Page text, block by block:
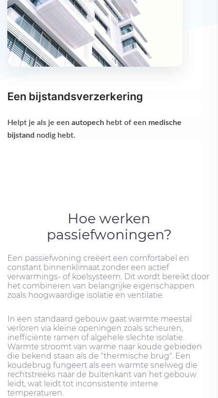
Een bijstandsverzerkering
Helpt je als je een autopech hebt of een medische
bijstand nodig hebt.
Hoe werken
passiefwoningen?
Een passiefwoning creëert een comfortabel en
constant binnenklimaat zonder een actief
verwarmings- of koelsysteem. Dit wordt bereikt door
het combineren van belangrijke eigenschappen
zoals hoogwaardige isolatie en ventilatie.
In een standaard gebouw gaat warmte meestal
verloren via kleine openingen zoals scheuren,
inefficiënte ramen of algehele slechte isolatie.
Warmte stroomt van warme naar koude gebieden
die bekend staan ​​als de "thermische brug". Een
koudebrug fungeert als een warmte snelweg die
rechtstreeks naar de buitenkant van het gebouw
leidt, wat leidt tot inconsistente interne
temperaturen.